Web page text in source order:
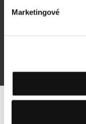
Marketingové